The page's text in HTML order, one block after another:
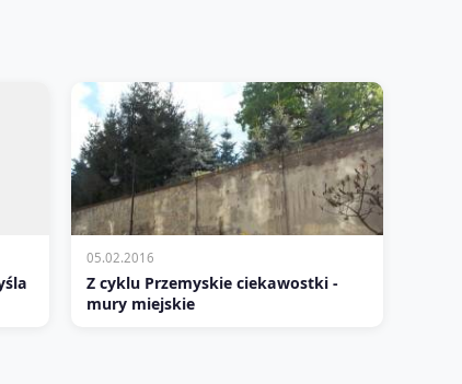
05.02.2016
Z cyklu Przemyskie ciekawostki -
mury miejskie